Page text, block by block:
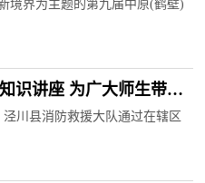
境界为主题的第九届中原(鹤壁)
识讲座 为广大师生带来
川县消防救援大队通过在辖区